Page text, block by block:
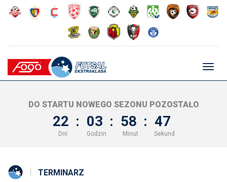
DO STARTU NOWEGO SEZONU POZOSTAŁO
22 : 03 : 58 : 47
Dni Godzin Minut Sekund
TERMINARZ